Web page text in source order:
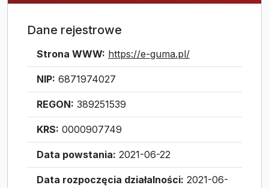
Dane rejestrowe
Strona WWW: https://e-guma.pl/
NIP: 6871974027
REGON: 389251539
KRS: 0000907749
Data powstania: 2021-06-22
Data rozpoczęcia działalności: 2021-06-